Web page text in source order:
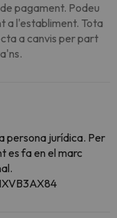
pagament. Podeu
a l'establiment. Tota
a canvis per part
persona jurídica. Per
es fa en el marc